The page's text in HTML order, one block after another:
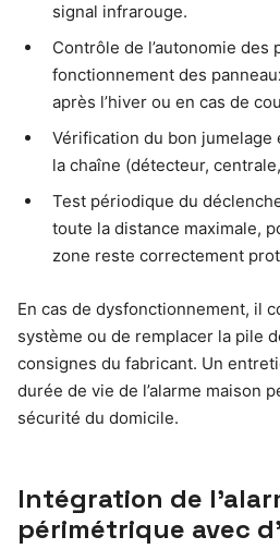
signal infrarouge.
Contrôle de l’autonomie des
fonctionnement des
après l’hiver ou en cas de
Vérification du bon
la chaîne (détecteur,
Test périodique du
toute la distance maximale,
zone reste correctement
En cas de dysfonctionnement, il
système ou de remplacer la pile
consignes du fabricant. Un
durée de vie de l’alarme maison
sécurité du domicile.
Intégration de
périmétrique avec